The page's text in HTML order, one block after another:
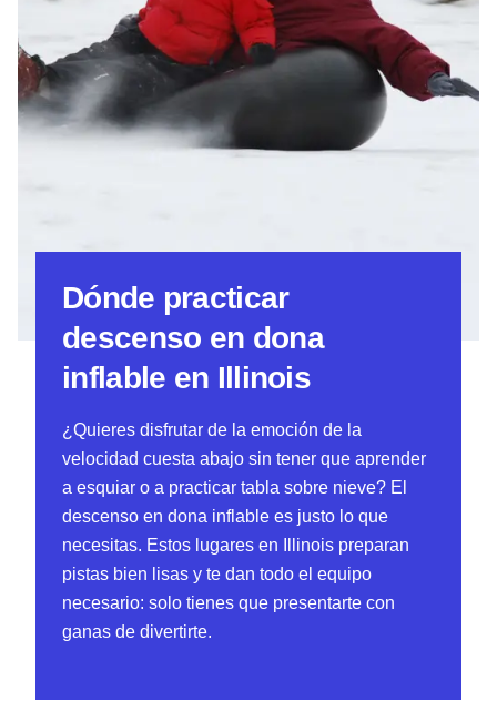
Dónde practicar
descenso en dona
inflable en Illinois
¿Quieres disfrutar de la emoción de la
velocidad cuesta abajo sin tener que aprender
a esquiar o a practicar tabla sobre nieve? El
descenso en dona inflable es justo lo que
necesitas. Estos lugares en Illinois preparan
pistas bien lisas y te dan todo el equipo
necesario: solo tienes que presentarte con
ganas de divertirte.